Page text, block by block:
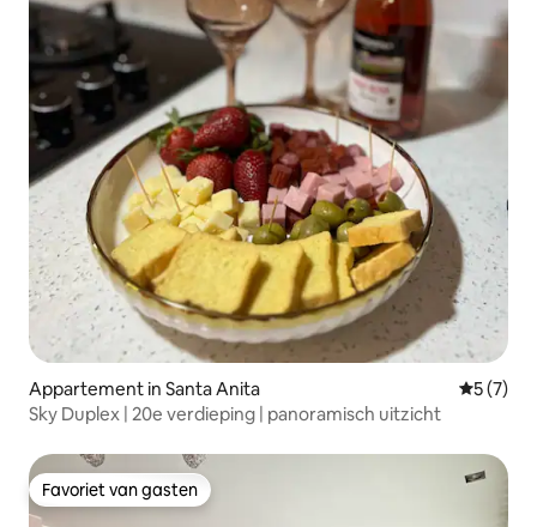
Appartement in Santa Anita
5 (7)
Sky Duplex | 20e verdieping | panoramisch uitzicht
Favoriet van gasten
Favoriet van gasten